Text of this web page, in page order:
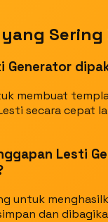
Sering
Generator
membuat
secara cepat
Lesti
untuk
dan